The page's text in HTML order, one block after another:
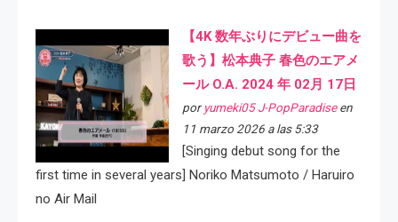
【4K 数年ぶりにデビュー曲を
歌う】松本典子 春色のエアメ
ール O.A. 2024 年 02月 17日
por yumeki05 J-PopParadiseen
11 marzo 2026 a las 5:33
[Singing debut song for the
first time in several years] Noriko Matsumoto / Haruiro
no Air Mail